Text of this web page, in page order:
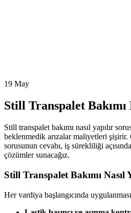
19 May
Still Transpalet Bakımı
Still transpalet bakımı nasıl yapılır
beklenmedik arızalar maliyetleri
sorusunun cevabı, iş sürekliliği
çözümler sunacağız.
Still Transpalet Bakımı
Her vardiya başlangıcında